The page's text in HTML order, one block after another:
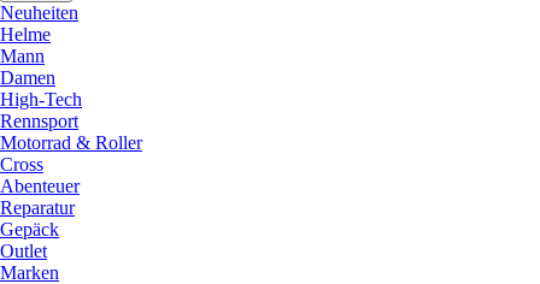
Neuheiten
Helme
Mann
Damen
High-Tech
Rennsport
Motorrad & Roller
Cross
Abenteuer
Reparatur
Gepäck
Outlet
Marken